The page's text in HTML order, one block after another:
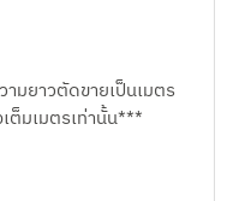
มยาวตัดขายเป็นเมตร
ต็มเมตรเท่านั้น***